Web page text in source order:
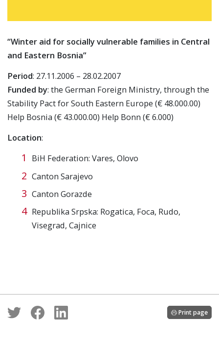
“Winter aid for socially vulnerable families in Central
and Eastern Bosnia”
Period: 27.11.2006 – 28.02.2007
Funded by: the German Foreign Ministry, through the
Stability Pact for South Eastern Europe (€ 48.000.00)
Help Bosnia (€ 43.000.00) Help Bonn (€ 6.000)
Location:
BiH Federation: Vares, Olovo
Canton Sarajevo
Canton Gorazde
Republika Srpska: Rogatica, Foca, Rudo,
Visegrad, Cajnice
Print page